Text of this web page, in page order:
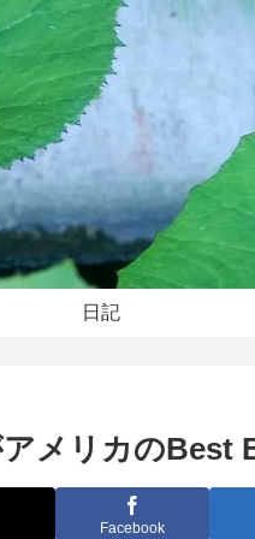
日記
メリカのBest
Facebook